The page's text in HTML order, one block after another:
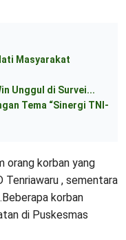
Masyarakat
Unggul di Survei...
Tema “Sinergi TNI-
orang korban yang
Tenriawaru , sementara
korban
di Puskesmas